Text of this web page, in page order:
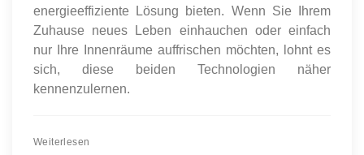
energieeffiziente Lösung bieten. Wenn Sie Ihrem
Zuhause neues Leben einhauchen oder einfach
nur Ihre Innenräume auffrischen möchten, lohnt es
sich, diese beiden Technologien näher
kennenzulernen.
Weiterlesen